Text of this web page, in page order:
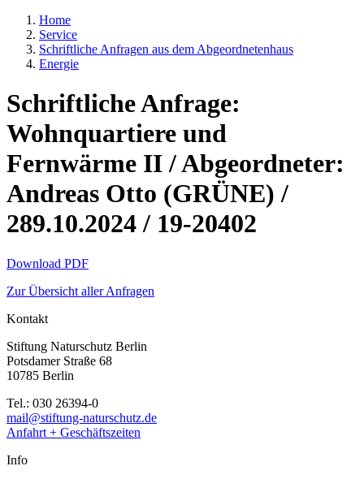
Home
Service
Schriftliche Anfragen aus dem Abgeordnetenhaus
Energie
Schriftliche Anfrage:
Wohnquartiere und
Fernwärme II / Abgeordneter:
Andreas Otto (GRÜNE) /
289.10.2024 / 19-20402
Download PDF
Zur Übersicht aller Anfragen
Kontakt
Stiftung Naturschutz Berlin
Potsdamer Straße 68
10785 Berlin
Tel.: 030 26394-0
mail@stiftung-naturschutz.de
Anfahrt + Geschäftszeiten
Info